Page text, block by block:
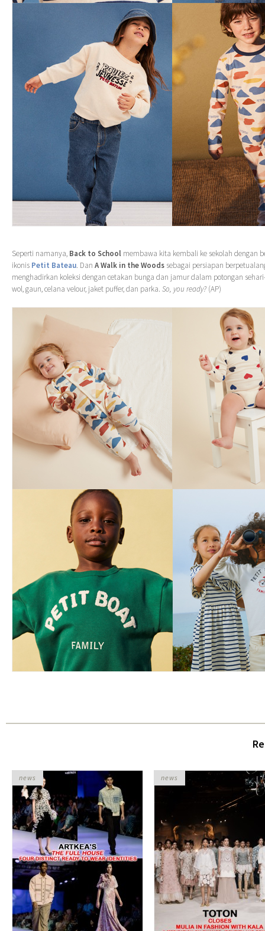
Seperti namanya, Back to School membawa kita kembali ke sekolah dengan
ikonis Petit Bateau. Dan A Walk in the Woods sebagai persiapan
menghadirkan koleksi dengan cetakan bunga dan jamur dalam potongan
wol, gaun, celana velour, jaket puffer, dan parka. So, you ready? (AP)
news news